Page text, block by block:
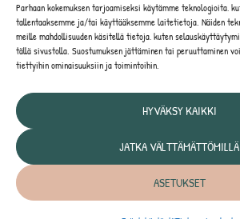
Parhaan kokemuksen tarjoamiseksi käytämme teknologioita,
tallentaaksemme ja/tai käyttääksemme laitetietoja. Näiden
meille mahdollisuuden käsitellä tietoja, kuten
tällä sivustolla. Suostumuksen jättäminen tai peruuttaminen
tiettyihin ominaisuuksiin ja toimintoihin.
HYVÄKSY KAIKKI
JATKA VÄLTTÄMÄTTÖMILLÄ
ASETUKSET
KISSOILLE